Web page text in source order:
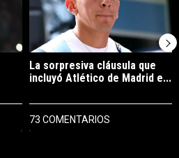
La sorpresiva cláusula que
incluyó Atlético de Madrid e...
73 COMENTARIOS